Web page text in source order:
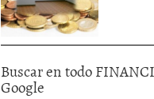
Buscar en todo
Google